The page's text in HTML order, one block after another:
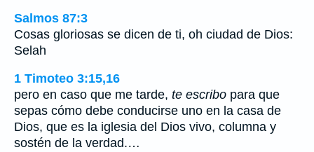
Salmos 87:3
Cosas gloriosas se dicen de ti, oh ciudad de Dios:
Selah
1 Timoteo 3:15,16
pero en caso que me tarde, te escribo para que
sepas cómo debe conducirse uno en la casa de
Dios, que es la iglesia del Dios vivo, columna y
sostén de la verdad.…